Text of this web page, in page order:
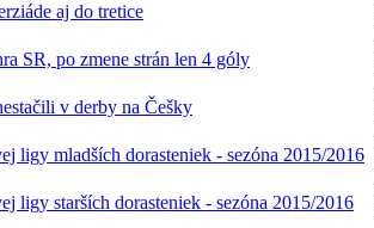
aj do tretice
SR, po zmene strán len 4 góly
v derby na Češky
ligy mladších dorasteniek - sezóna 2015/2016
ligy starších dorasteniek - sezóna 2015/2016